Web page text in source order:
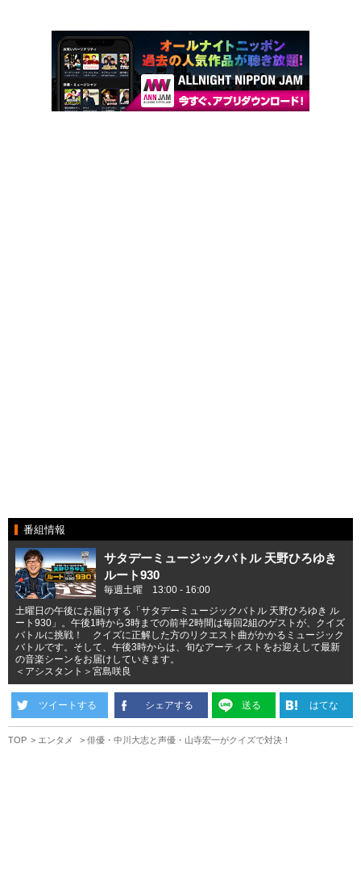
番組情報
サタデーミュージックバトル 天野ひろゆき
ルート930
毎週土曜 13:00 - 16:00
土曜日の午後にお届けする「サタデーミュージックバトル 天野ひろゆき ル
ート930」。午後1時から3時までの前半2時間は毎回2組のゲストが、クイズ
バトルに挑戦！ クイズに正解した方のリクエスト曲がかかるミュージック
バトルです。そして、午後3時からは、旬なアーティストをお迎えして最新
の音楽シーンをお届けしていきます。
＜アシスタント＞宮島咲良
ツイートする シェアする 送る はてな
TOP エンタメ 俳優・中川大志と声優・山寺宏一がクイズで対決！